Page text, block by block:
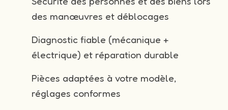
des manœuvres et déblocages
Diagnostic fiable (mécanique +
électrique) et réparation durable
Pièces adaptées à votre modèle,
réglages conformes